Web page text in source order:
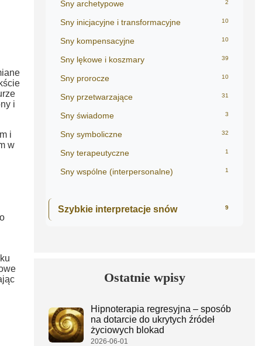
i
i
w
Sny archetypowe 2
Sny inicjacyjne i transformacyjne 10
Sny kompensacyjne 10
Sny lękowe i koszmary 39
Sny prorocze 10
Sny przetwarzające 31
Sny świadome 3
Sny symboliczne 32
Sny terapeutyczne 1
Sny wspólne (interpersonalne) 1
Szybkie interpretacje snów 9
Ostatnie wpisy
Hipnoterapia regresyjna – sposób
na dotarcie do ukrytych źródeł
życiowych blokad
2026-06-01